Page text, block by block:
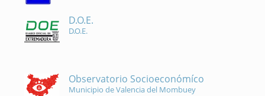
D.O.E.
D.O.E.
Observatorio Socioeconómíco
Municipio de Valencia del Mombuey